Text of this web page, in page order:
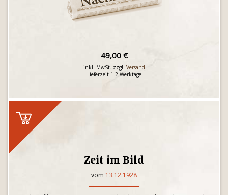
49,00 €
inkl. MwSt. zzgl. Versand
Lieferzeit 1-2 Werktage
Zeit im Bild
vom 13.12.1928